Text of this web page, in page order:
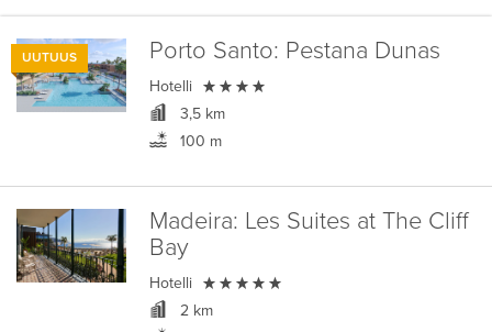
UUTUUS Porto Santo: Pestana Dunas
Hotelli 
3,5 km
100 m
Madeira: Les Suites at The Cliff
Bay
Hotelli 
2 km